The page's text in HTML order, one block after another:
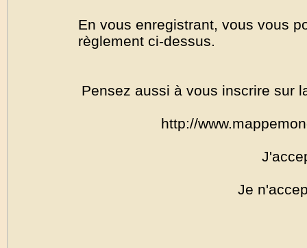
En vous enregistrant, vous vous
règlement ci-dessus.
Pensez aussi à vous inscrire sur
http://
Je